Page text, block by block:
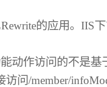
的应用。IIS下
作访问的不是基
问/member/